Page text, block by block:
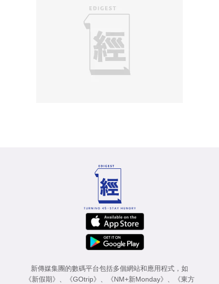
新傳媒集團的數碼平台包括多個網站和應用程式，如
《新假期》 、 《GOtrip》 、 《NM+新Monday》 、
《東方